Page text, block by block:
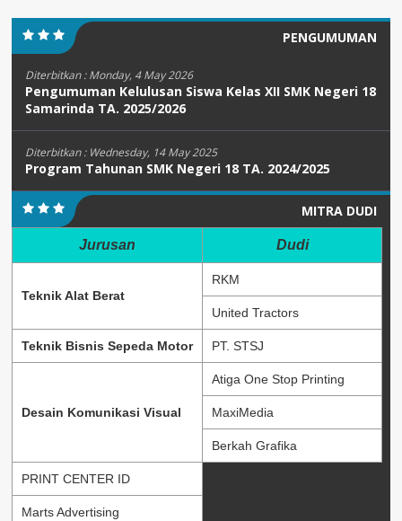
PENGUMUMAN
Diterbitkan :Monday, 4 May 2026
Pengumuman Kelulusan Siswa Kelas XII SMK Negeri 18
Samarinda TA. 2025/2026
Diterbitkan : Wednesday, 14 May 2025
Program Tahunan SMK Negeri 18 TA. 2024/2025
MITRA DUDI
Jurusan Dudi
Teknik Alat Berat
RKM
United Tractors
Teknik Bisnis Sepeda Motor PT. STSJ
Desain Komunikasi Visual
Atiga One Stop Printing
MaxiMedia
Berkah Grafika
PRINT CENTER ID
Marts Advertising